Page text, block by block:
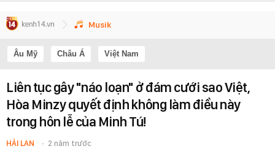
Musik
Âu Mỹ Châu Á Việt Nam
Liên tục gây "náo loạn" ở đám cưới sao Việt,
Hòa Minzy quyết định không làm điều này
trong hôn lễ của Minh Tú!
HẢI LAN 2 năm trước